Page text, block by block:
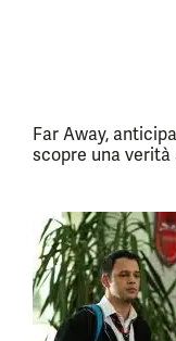
Far Away,
scopre una